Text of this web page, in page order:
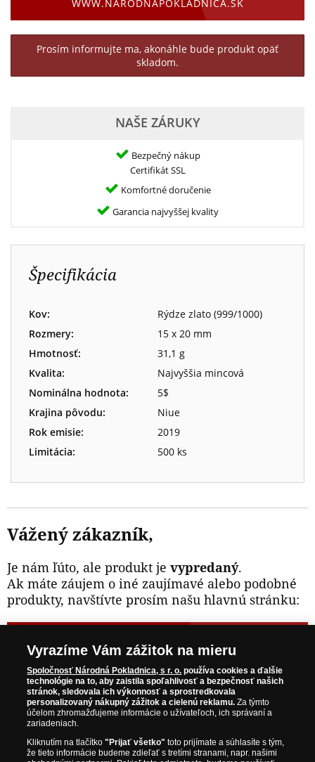
WWW.NARODNAPOKLADNICA.SK
Prosím informujte ma, akonáhle bude produkt opäť
skladom.
NAŠE ZÁRUKY
Bezpečný nákup
Certifikát SSL
Komfortné doručenie
Garancia najvyššej kvality
Špecifikácia
Kov:
Rýdze zlato (999/1000)
Rozmery:
15 x 20 mm
Hmotnosť:
31,1 g
Kvalita:
Najvyššia mincová
Nominálna hodnota:
5$
Krajina pôvodu:
Niue
Rok emisie:
2019
Limitácia:
500 ks
Vážený zákazník,
Je nám ľúto, ale produkt je vypredaný.
Ak máte záujem o iné zaujímavé alebo podobné
produkty, navštívte prosím našu hlavnú stránku:
WWW.NARODNAPOKLADNICA.SK
Prosím informujte ma, akonáhle bude produkt opäť
skladom.
Vyrazíme Vám zážitok na mieru
Spoločnosť Národná Pokladnica, s r. o. používa cookies a ďalšie
technológie na to, aby zaistila spoľahlivosť a bezpečnosť našich
stránok, sledovala ich výkonnosť a sprostredkovala
personalizovaný nákupný zážitok a cielenú reklamu. Za týmto
účelom zhromažďujeme informácie o užívateľoch, ich správaní a
zariadeniach.
Kliknutím na tlačítko"Prijať všetko" toto prijímate a súhlasíte s tým,
že tieto informácie budeme zdieľať s tretími stranami, napr. našimi